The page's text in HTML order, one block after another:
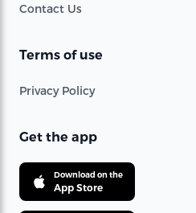
Contact Us
Terms of use
Privacy Policy
Get the app
Download on the
App Store